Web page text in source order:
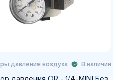
давления воздуха В наличии